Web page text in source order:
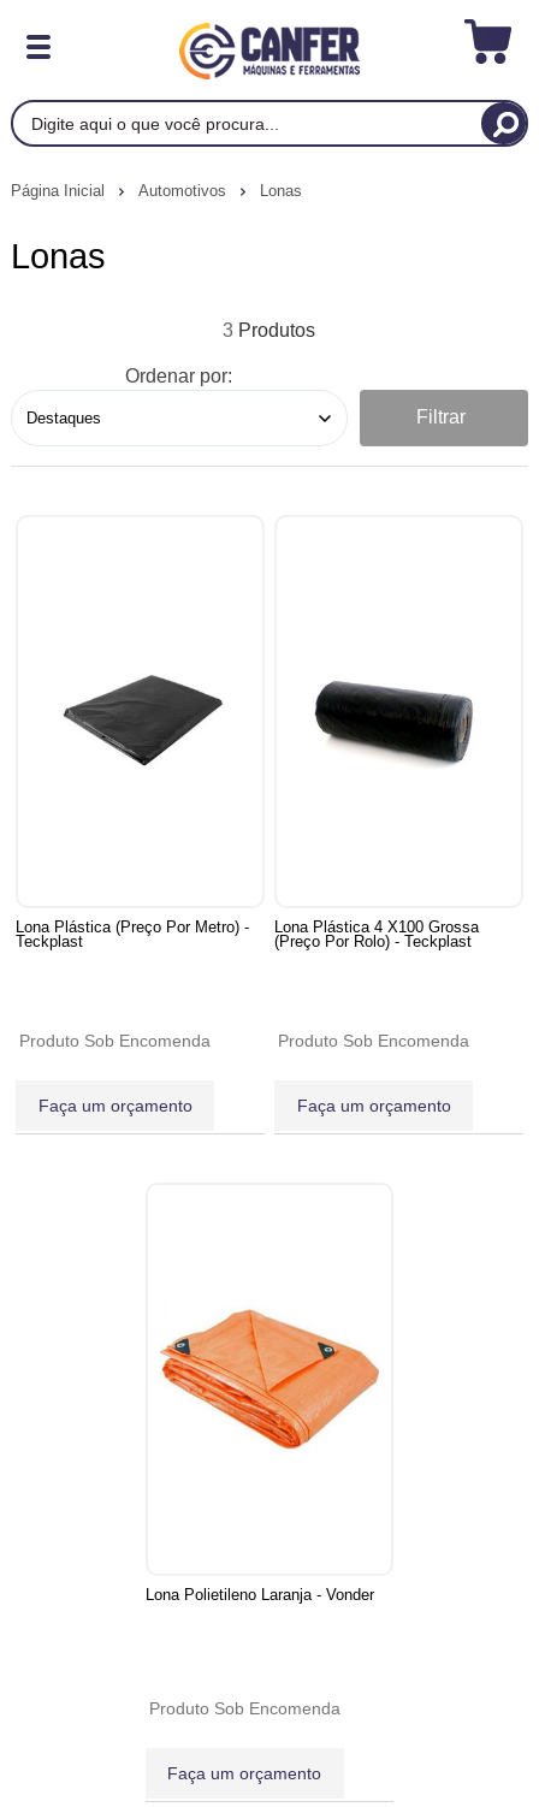
Página Inicial Automotivos Lonas
Lonas
3
Ordenar por:
Filtrar
Lona Plástica (Preço Por Metro) -
Teckplast
Produto Sob Encomenda
Faça um orçamento
Lona Plástica 4 X100 Grossa
(Preço Por Rolo) - Teckplast
Produto Sob Encomenda
Faça um orçamento
Lona Polietileno Laranja - Vonder
Produto Sob Encomenda
Faça um orçamento